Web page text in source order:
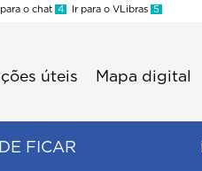
o chat 4 Ir para o VLibras 5
úteis Mapa digital
FICAR